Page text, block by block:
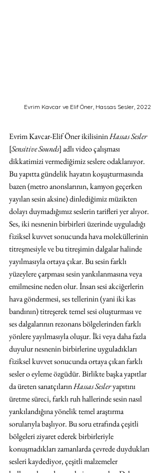
Evrim Kavcar ve Elif Öner, Hassas Sesler, 2022
Evrim Kavcar-Elif Öner ikilisinin Hassas Sesler
[Sensitive Sounds]adlı video çalışması
dikkatimizi vermediğimiz seslere odaklanıyor.
Bu yapıtta gündelik hayatın koşuşturmasında
bazen (metro anonslarının, kamyon geçerken
yayılan sesin aksine) dinlediğimiz müzikten
dolayı duymadığımız seslerin tarifleri yer alıyor.
Ses, iki nesnenin birbirleri üzerinde uyguladığı
fiziksel kuvvet sonucunda hava moleküllerinin
titreşmesiyle ve bu titreşimin dalgalar halinde
yayılmasıyla ortaya çıkar. Bu sesin farklı
yüzeylere çarpması sesin yankılanmasına veya
emilmesine neden olur. İnsan sesi akciğerlerin
hava göndermesi, ses tellerinin (yani iki kas
bandının) titreşerek temel sesi oluşturması ve
ses dalgalarının rezonans bölgelerinden farklı
yönlere yayılmasıyla oluşur. İki veya daha fazla
duyulur nesnenin birbirlerine uyguladıkları
fiziksel kuvvet sonucunda ortaya çıkan farklı
sesler o eyleme özgüdür. Birlikte başka yapıtlar
da üreten sanatçıların Hassas Sesler yapıtını
üretme süreci, farklı ruh hallerinde sesin nasıl
yankılandığına yönelik temel araştırma
sorularıyla başlıyor. Bu soru etrafında çeşitli
bölgeleri ziyaret ederek birbirleriyle
konuşmadıkları zamanlarda çevrede duydukları
sesleri kaydediyor, çeşitli malzemeler